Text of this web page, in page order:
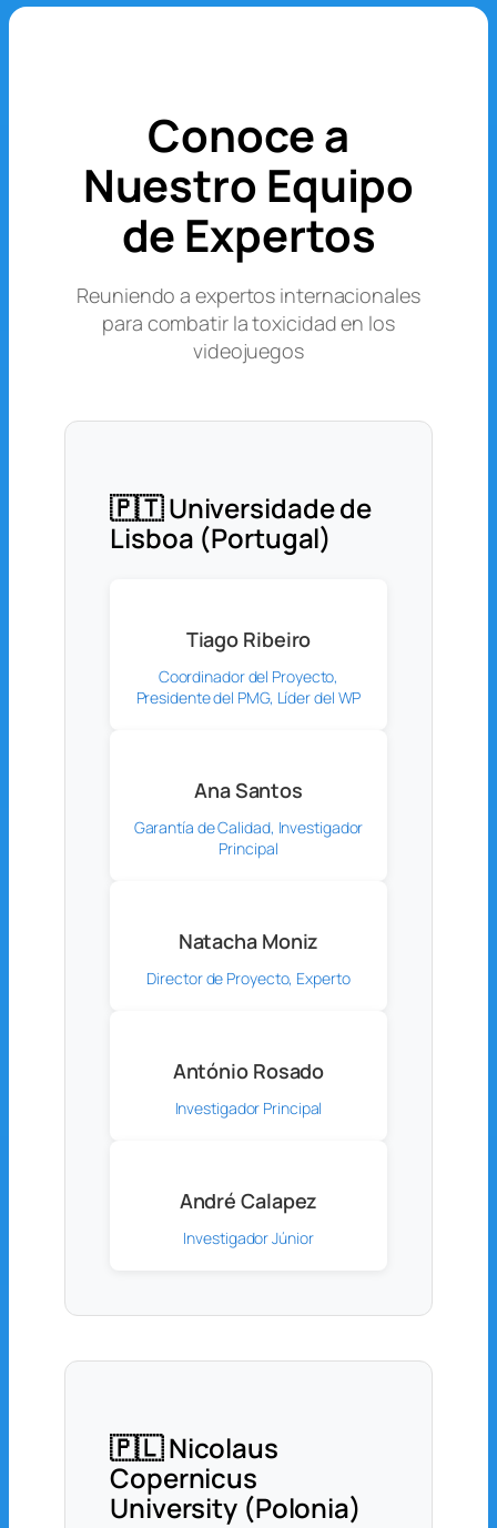
Conoce a
Nuestro Equipo
de Expertos
Reuniendo a expertos internacionales
para combatir la toxicidad en los
videojuegos
🇵🇹 Universidade de
Lisboa (Portugal)
Tiago Ribeiro
Coordinador del Proyecto,
Presidente del PMG, Líder del WP
Ana Santos
Garantía de Calidad, Investigador
Principal
Natacha Moniz
Director de Proyecto, Experto
António Rosado
Investigador Principal
André Calapez
Investigador Júnior
🇵🇱 Nicolaus
Copernicus
University (Polonia)